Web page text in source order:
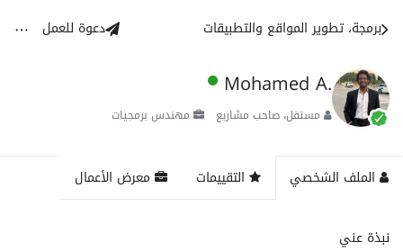
برمجة، تطوير المواقع والتطبيقات دعوة للعمل
Mohamed A.
مستقل، صاحب مشاريع مهندس برمجيات
الملف الشخصي التقييمات معرض الأعمال
نبذة عني